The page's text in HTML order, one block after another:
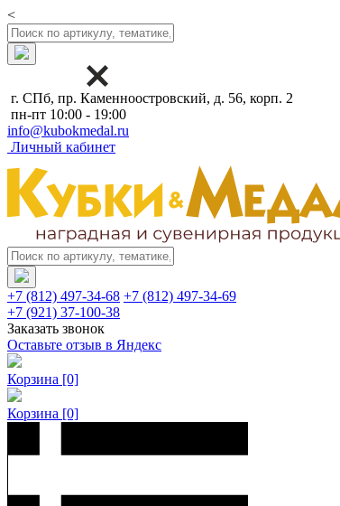
<
г. СПб, пр. Каменноостровский, д. 56, корп. 2
пн-пт 10:00 - 19:00
info@kubokmedal.ru
Личный кабинет
+7 (812) 497-34-68 +7 (812) 497-34-69
+7 (921) 37-100-38
Заказать звонок
Оставьте отзыв в Яндекс
Корзина [0]
Корзина [0]